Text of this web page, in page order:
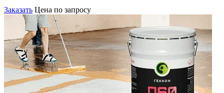
Заказать Цена по запросу